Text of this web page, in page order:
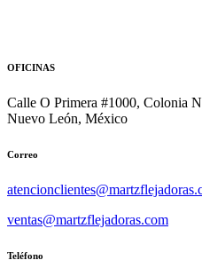
OFICINAS
Calle O Primera #1000, Colonia
Nuevo León, México
Correo
ventas@martzflejadoras.com
Teléfono